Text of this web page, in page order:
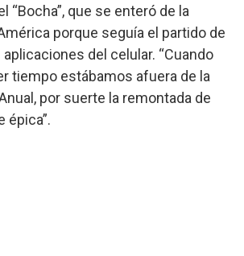
“Bocha”, que se enteró de la
porque seguía el partido de
del celular. “Cuando
tiempo estábamos afuera de la
por suerte la remontada de
épica”.